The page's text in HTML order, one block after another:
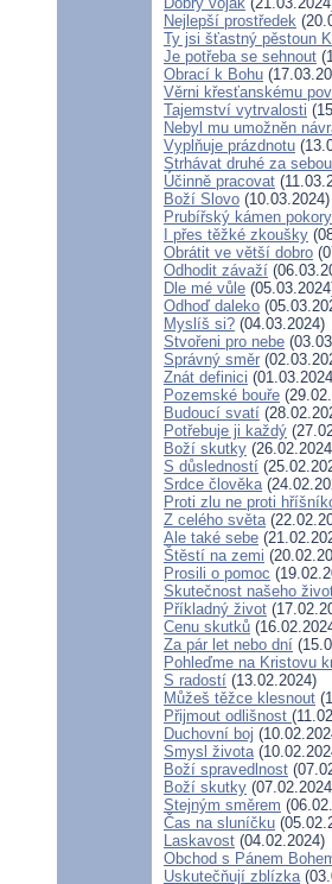
Nejlepší prostředek
Ty jsi šťastný pěstoun
Je potřeba se sehnout
Obrací k Bohu
Věrni křesťanskému
Tajemství vytrvalosti
Nebyl mu umožněn
Vyplňuje prázdnotu
Strhávat druhé za sebou
Účinně pracovat
Boží Slovo (10.03.2024)
Prubířský kámen pokory
I přes těžké zkoušky
Obrátit ve větší dobro
Odhodit závaží
Dle mé vůle
Odhoď daleko
Myslíš si? (04.03.2024)
Stvořeni pro nebe
Správný směr
Znát definici
Pozemské bouře
Budoucí svatí
Potřebuje ji každý
Boží skutky
S důsledností
Srdce člověka
Proti zlu ne proti
Z celého světa
Ale také sebe
Štěstí na zemi
Prosili o pomoc
Skutečnost našeho
Příkladný život
Cenu skutků
Za pár let nebo dní
Pohleďme na Kristovu
S radostí (13.02.2024)
Můžeš těžce klesnout
Přijmout odlišnost
Duchovní boj
Smysl života
Boží spravedlnost
Boží skutky
Stejným směrem
Čas na sluníčku
Laskavost (04.02.2024)
Obchod s Pánem
Uskutečňují zblízka